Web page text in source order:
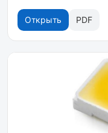
Открыть PDF